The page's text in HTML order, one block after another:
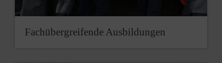
Fachübergreifende Ausbildungen